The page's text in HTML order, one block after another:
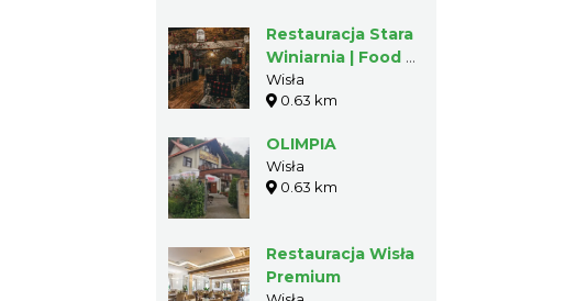
Restauracja Stara
Winiarnia | Food &
Wine
Wisła
0.63 km
OLIMPIA
Wisła
0.63 km
Restauracja Wisła
Premium